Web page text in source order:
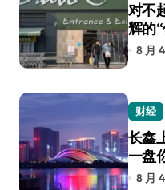
对不
辉的
8 月
财经
长鑫
一盘
8 月